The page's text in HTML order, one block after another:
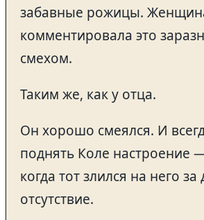
забавные рожицы.
комментировала это
смехом.
Таким же, как у отца.
Он хорошо смеялся. И
поднять Коле настроение
когда тот злился на него за
отсутствие.